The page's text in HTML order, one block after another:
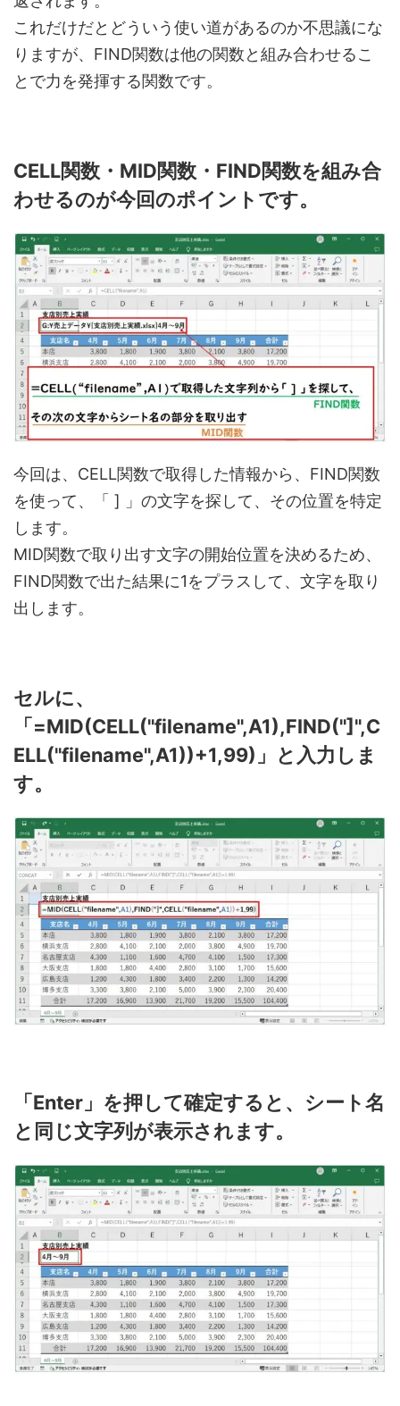
これだけだとどういう使い道があるのか不思議にな
りますが、FIND関数は他の関数と組み合わせるこ
とで力を発揮する関数です。
CELL関数・MID関数・FIND関数を組み合
わせるのが今回のポイントです。
今回は、CELL関数で取得した情報から、FIND関数
を使って、「 ] 」の文字を探して、その位置を特定
します。
MID関数で取り出す文字の開始位置を決めるため、
FIND関数で出た結果に1をプラスして、文字を取り
出します。
セルに、
「=MID(CELL("filename",A1),FIND("]",C
ELL("filename",A1))+1,99)」と入力しま
す。
「Enter」を押して確定すると、シート名
と同じ文字列が表示されます。